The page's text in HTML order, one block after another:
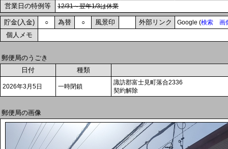
営業日の特例等 12/31～翌年1/3は休業
貯金(入金) ○ 為替 ○ 風景印 外部リンク Google (検索 画
個人メモ
郵便局のうごき
日付
種類
2026年3月5日 一時閉鎖
諏訪郡富士見町落合2336
契約解除
郵便局の画像